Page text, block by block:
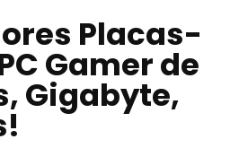
Placas-
Gamer de
Gigabyte,